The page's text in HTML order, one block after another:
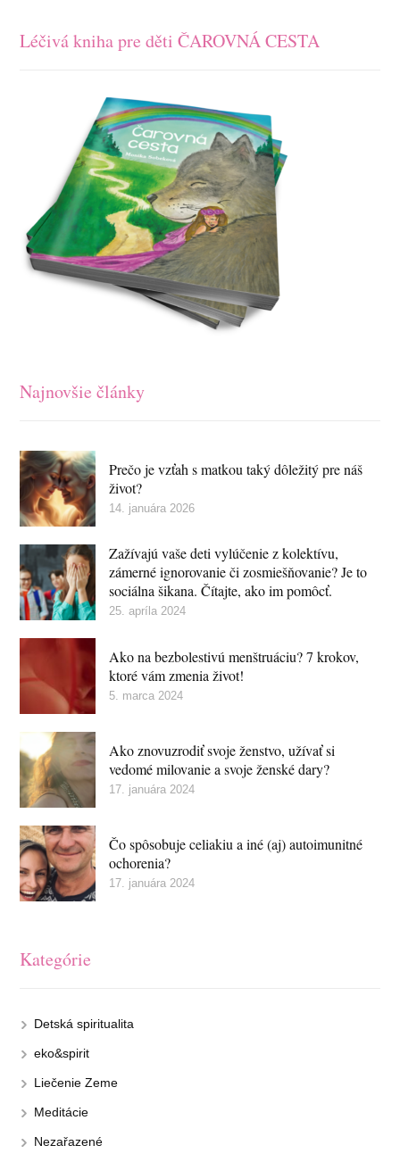
Léčivá kniha pre děti ČAROVNÁ CESTA
Najnovšie články
Prečo je vzťah s matkou taký dôležitý pre náš
život?
14. januára 2026
Zažívajú vaše deti vylúčenie z kolektívu,
zámerné ignorovanie či zosmiešňovanie? Je to
sociálna šikana. Čítajte, ako im pomôcť.
25. apríla 2024
Ako na bezbolestivú menštruáciu? 7 krokov,
ktoré vám zmenia život!
5. marca 2024
Ako znovuzrodiť svoje ženstvo, užívať si
vedomé milovanie a svoje ženské dary?
17. januára 2024
Čo spôsobuje celiakiu a iné (aj) autoimunitné
ochorenia?
17. januára 2024
Kategórie
Detská spiritualita
eko&spirit
Liečenie Zeme
Meditácie
Nezařazené